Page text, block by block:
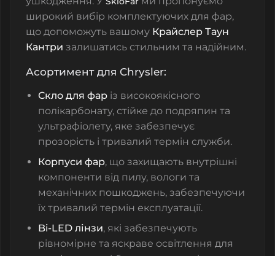
широкий вибір комплектуючих для фар,
що допоможуть вашому Крайслер Таун
Кантри залишатись стильним та надійним.
Асортимент для Chrysler:
Скло для фар із високоякісного
полікарбонату, стійке до подряпин та
ультрафіолету, яке забезпечує
прозорість і тривалий термін служби.
Корпуси фар, що захищають внутрішні
компоненти від пилу, вологи та
механічних пошкоджень, забезпечуючи
їх тривалий термін експлуатації.
Bi-LED лінзи, які забезпечують
рівномірне та яскраве освітлення для